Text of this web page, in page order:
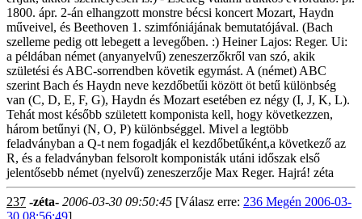
1800. ápr. 2-án elhangzott monstre bécsi koncert Mozart, Haydn
műveivel, és Beethoven 1. szimfóniájának bemutatójával. (Bach
szelleme pedig ott lebegett a levegőben. :) Heiner Lajos: Reger. Ui:
a példában német (anyanyelvű) zeneszerzőkről van szó, akik
születési és ABC-sorrendben követik egymást. A (német) ABC
szerint Bach és Haydn neve kezdőbetűi között öt betű különbség
van (C, D, E, F, G), Haydn és Mozart esetében ez négy (I, J, K, L).
Tehát most később született komponista kell, hogy következzen,
három betűnyi (N, O, P) különbséggel. Mivel a legtöbb
feladványban a Q-t nem fogadják el kezdőbetűként,a következő az
R, és a feladványban felsorolt komponisták utáni időszak első
jelentősebb német (nyelvű) zeneszerzője Max Reger. Hajrá! zéta
237 -zéta- 2006-03-30 09:50:45 [Válasz erre: 236 Megén 2006-03-
30 08:56:49]